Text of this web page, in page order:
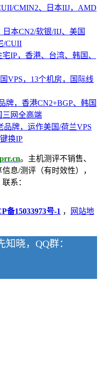
CMIN2、日本IIJ，AMD
日本CN2/软银/IIJ、美国
/CUII
IP，香港、台湾、韩国、
VPS，13个机房，国际线
牌，香港CN2+BGP、韩国
三网全高端
品牌，运作美国/荷兰VPS
换IP
。主机测评不销售、
息/测评（有时效性），
系：
备15033973号-1 ，
网站地
知晓，QQ群：